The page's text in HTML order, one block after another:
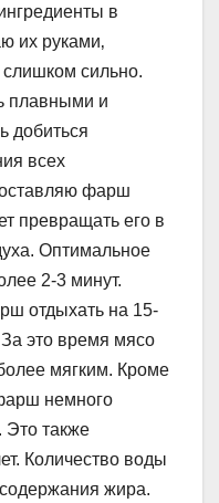
в
их руками‚
сильно.
плавными и
добиться
всех
оставляю фарш
превращать его в
Оптимальное
2-3 минут.
отдыхать на 15-
это время мясо
мягким. Кроме
немного
Это также
Количество воды
жира.